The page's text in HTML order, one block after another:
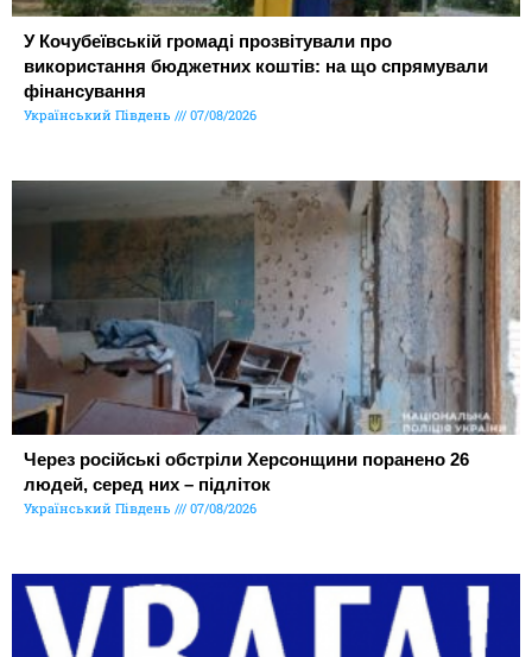
У Кочубеївській громаді прозвітували про
використання бюджетних коштів: на що спрямували
фінансування
Український Південь 07/08/2026
Через російські обстріли Херсонщини поранено 26
людей, серед них – підліток
Український Південь 07/08/2026